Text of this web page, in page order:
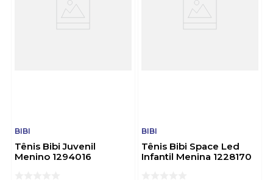
BIBI
Tênis Bibi Juvenil
Menino 1294016
BIBI
Tênis Bibi Space Led
Infantil Menina 1228170